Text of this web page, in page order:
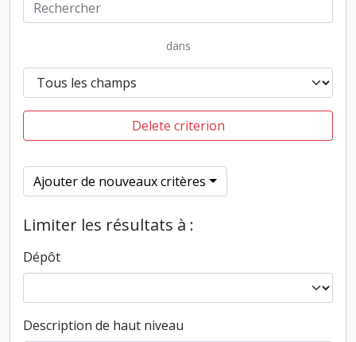
dans
Delete criterion
Ajouter de nouveaux critères
Limiter les résultats à :
Dépôt
Description de haut niveau